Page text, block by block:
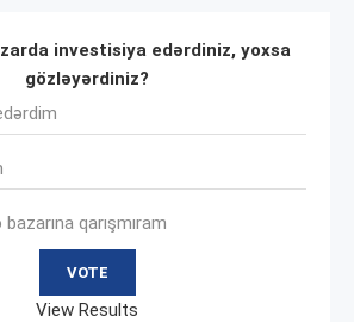
investisiya edərdiniz, yoxsa
gözləyərdiniz?
qarışmıram
View Results